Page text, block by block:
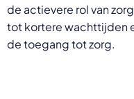
de actievere rol van
tot kortere wachttijden
de toegang tot zorg.